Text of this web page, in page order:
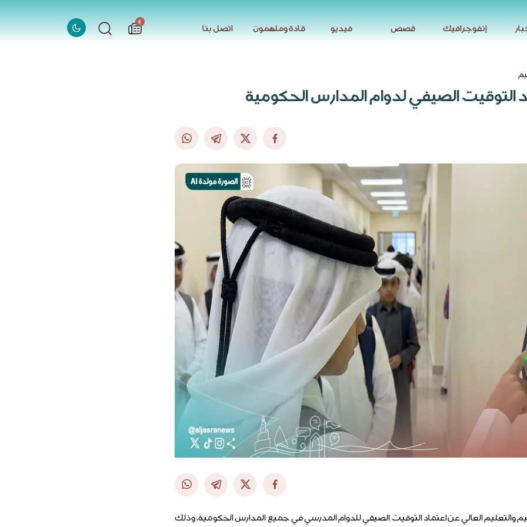
إنفوجرافيك قصص فيديو قادة وملهمون اتصل بنا 8الاخبار
التوقيت الصيفي لدوام المدارس الحكومية
والتعليم العالي عن اعتماد التوقيت الصيفي للدوام المدرسي في جميع المدارس الحكومية، وذلك